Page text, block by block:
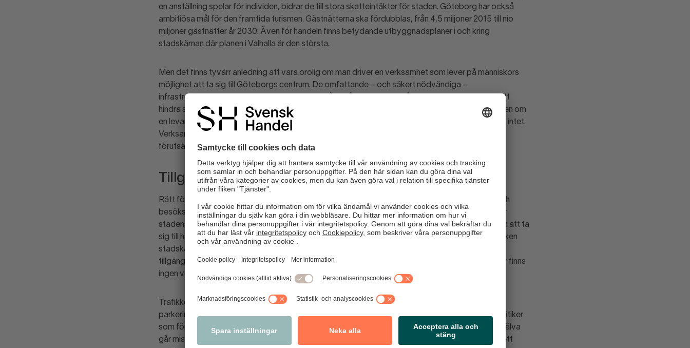
en anställning spelar för individen, bidrar de till stora skatteintäkter för staden. Göteborg har också
ambitiösa mål för den framtida turismen. Gästnätterna ska fördubblas, från 4,5 miljoner 2015 till nio
miljoner gästnätter år 2030. Även för handeln finns betydande utbyggnadsplaner i och kring
stadskärnan där planen i Valhalla är den största.
Men det finns tyvärr anledning att vara orolig om man driver en verksamhet som lever på människors
möjlighet att ta sig till Göteborgs centrum. De omfattande – och säkert nödvändiga –
infrastrukturprojekt som nu startat och under många år kommer att påverka Göteborg riskerar att
hindra stadskärnans tillgänglighet så pass mycket att verksamheter riskerar att försvinna. Visionen om
en levande stadskärna med affärer, restauranger och ett myllrande folkvimmel riskerar att gå om intet.
Verksamheter kan inte likt fågeln Fenix resa sig ur askan när allt är klart utan de måste få rätt
förutsättningar att verka under hela byggtiden.
Tillgängligheten är allt
Rätt förutsättningar stavas tillgänglighet, tillgänglighet och åter tillgänglighet. För att handeln och
besöksnäringen ska ha möjligheter att verka är det avgörande att varor och människor enkelt når
stadens butiker, hotell och restauranger. En undersökning från Svensk Handel visar att enkelheten att ta
sig till handelsplatsen är den enskilt viktigaste faktorn när kunden väljer vilket köpcentrum eller vilken
stadskärna de besöker. Det handlar om tillgänglighet för konsumenter att få med sig varan hem,
tillgänglighet för kunder och besökare att nå hotell och restauranger – för utan kunder och gäster finns
ingen verksamhet kvar.
Trafikkontorets och Göteborgs Stads Parkerings rapport som konstaterade att hälften av alla
parkeringsplatser i centrum skulle försvinna borde ha varit en tillräcklig tankeställare för såväl politiker
som förvaltningar. Rapporten anger exempelvis att enbart de 900 parkeringar som P-bolaget själva
går miste om i stadskärnan motsvarar hela två miljoner besökare. Rapporten borde ha medfört ett